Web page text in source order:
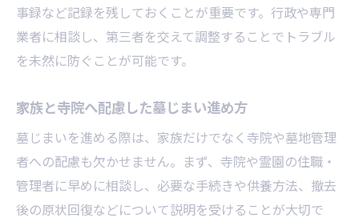
事録など記録を残しておくことが重要です。行政や専門
業者に相談し、第三者を交えて調整することでトラブル
を未然に防ぐことが可能です。
家族と寺院へ配慮した墓じまい進め方
墓じまいを進める際は、家族だけでなく寺院や墓地管理
者への配慮も欠かせません。まず、寺院や霊園の住職・
管理者に早めに相談し、必要な手続きや供養方法、撤去
後の原状回復などについて説明を受けることが大切で